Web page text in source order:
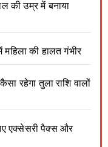
की उम्र में बनाया
की हालत गंभीर
रहेगा तुला राशि वालों
एक्सेसरी पैक्स और